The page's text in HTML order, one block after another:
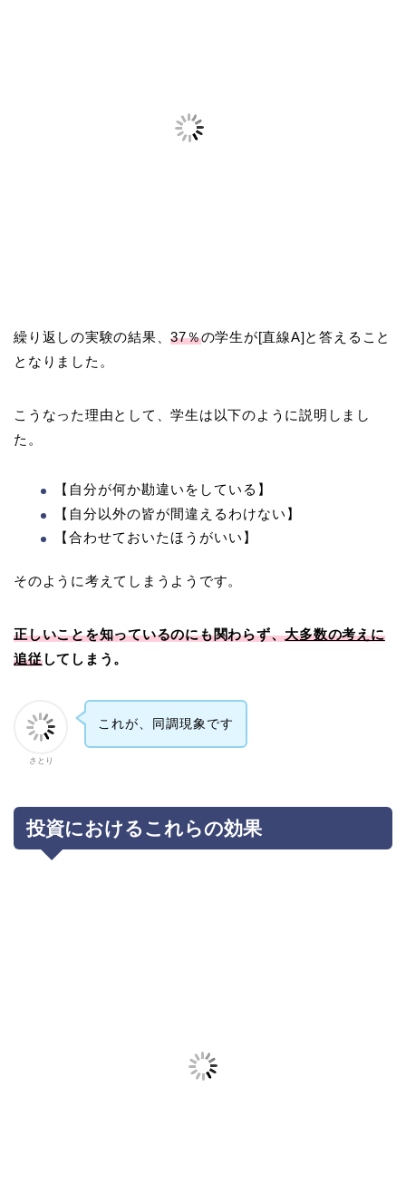
繰り返しの実験の結果、37％の学生が[直線A]と答えること
となりました。
こうなった理由として、学生は以下のように説明しまし
た。
【自分が何か勘違いをしている】
【自分以外の皆が間違えるわけない】
【合わせておいたほうがいい】
そのように考えてしまうようです。
正しいことを知っているのにも関わらず、大多数の考えに
追従してしまう。
さとり
これが、同調現象です
投資におけるこれらの効果